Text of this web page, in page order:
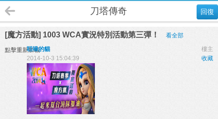
回復
刀塔傳奇
[魔方活動] 1003 WCA實況特別活動第三彈！ 看全部
點擊重新加載 樓主
聒噪的貓
收藏
2014-10-3 15:04:39